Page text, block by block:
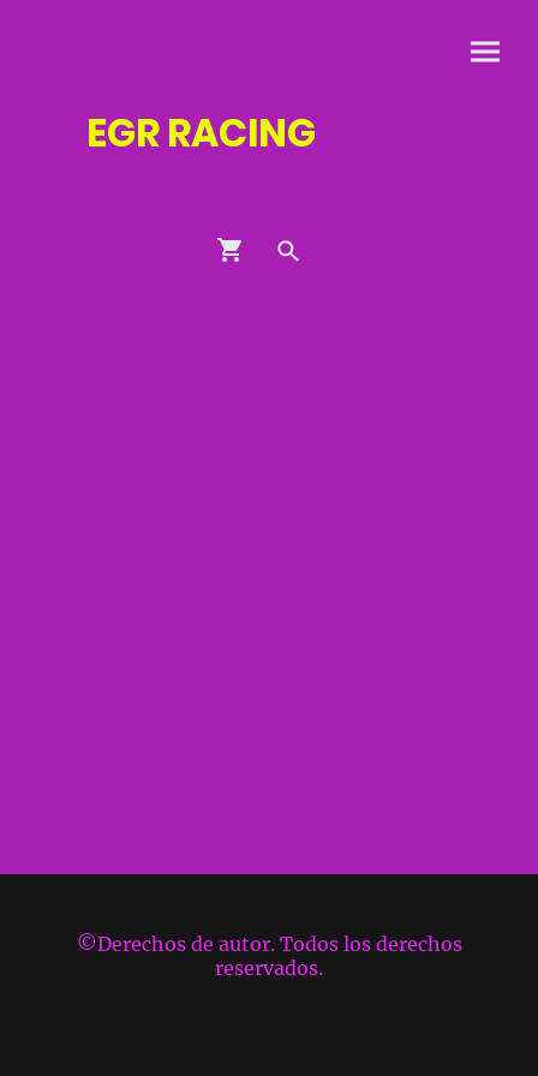
EGRRACING
©Derechos de autor. Todos los derechos
reservados.